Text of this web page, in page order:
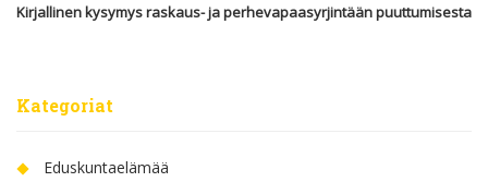
Kirjallinen kysymys raskaus- ja perhevapaasyrjintään puuttumisesta
Kategoriat
Eduskuntaelämää